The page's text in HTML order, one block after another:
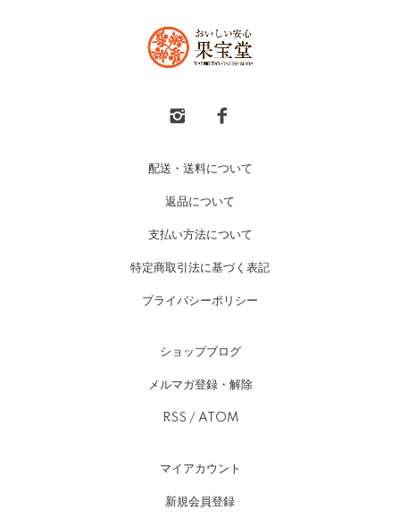
配送・送料について
返品について
支払い方法について
特定商取引法に基づく表記
プライバシーポリシー
ショップブログ
メルマガ登録・解除
RSS / ATOM
マイアカウント
新規会員登録